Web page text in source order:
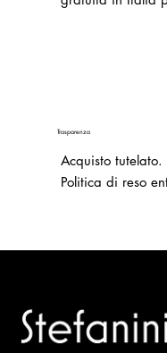
Trasparenza
Acquisto tutelato.
Politica di reso